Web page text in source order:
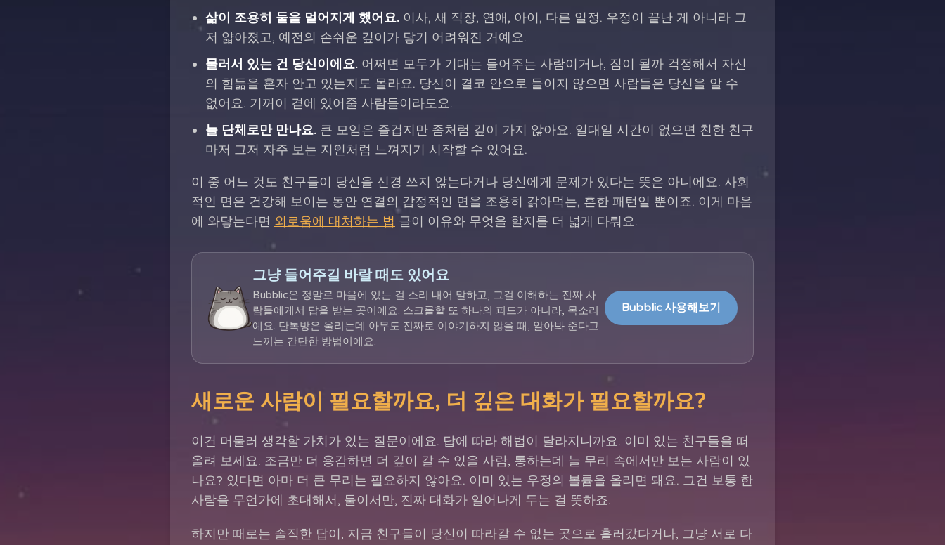
삶이 조용히 둘을 멀어지게 했어요. 이사, 새 직장, 연애, 아이, 다른 일정. 우정이 끝난 게 아니라 그
저 얇아졌고, 예전의 손쉬운 깊이가 닿기 어려워진 거예요.
물러서 있는 건 당신이에요. 어쩌면 모두가 기대는 들어주는 사람이거나, 짐이 될까 걱정해서 자신
의 힘듦을 혼자 안고 있는지도 몰라요. 당신이 결코 안으로 들이지 않으면 사람들은 당신을 알 수
없어요. 기꺼이 곁에 있어줄 사람들이라도요.
늘 단체로만 만나요. 큰 모임은 즐겁지만 좀처럼 깊이 가지 않아요. 일대일 시간이 없으면 친한 친구
마저 그저 자주 보는 지인처럼 느껴지기 시작할 수 있어요.
이 중 어느 것도 친구들이 당신을 신경 쓰지 않는다거나 당신에게 문제가 있다는 뜻은 아니에요. 사회
적인 면은 건강해 보이는 동안 연결의 감정적인 면을 조용히 갉아먹는, 흔한 패턴일 뿐이죠. 이게 마음
에 와닿는다면 외로움에 대처하는 법 글이 이유와 무엇을 할지를 더 넓게 다뤄요.
그냥 들어주길 바랄 때도 있어요
Bubblic은 정말로 마음에 있는 걸 소리 내어 말하고, 그걸 이해하는 진짜 사
람들에게서 답을 받는 곳이에요. 스크롤할 또 하나의 피드가 아니라, 목소리
예요. 단톡방은 울리는데 아무도 진짜로 이야기하지 않을 때, 알아봐 준다고
느끼는 간단한 방법이에요.
Bubblic 사용해보기
새로운 사람이 필요할까요, 더 깊은 대화가 필요할까요?
이건 머물러 생각할 가치가 있는 질문이에요. 답에 따라 해법이 달라지니까요. 이미 있는 친구들을 떠
올려 보세요. 조금만 더 용감하면 더 깊이 갈 수 있을 사람, 통하는데 늘 무리 속에서만 보는 사람이 있
나요? 있다면 아마 더 큰 무리는 필요하지 않아요. 이미 있는 우정의 볼륨을 올리면 돼요. 그건 보통 한
사람을 무언가에 초대해서, 둘이서만, 진짜 대화가 일어나게 두는 걸 뜻하죠.
하지만 때로는 솔직한 답이, 지금 친구들이 당신이 따라갈 수 없는 곳으로 흘러갔다거나, 그냥 서로 다